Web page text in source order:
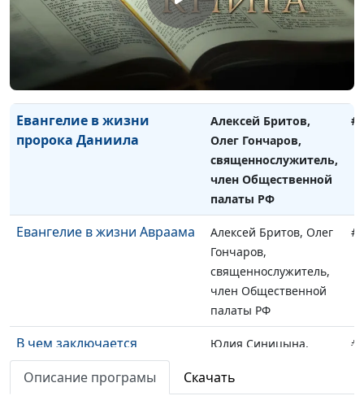
Евангелие в жизни царя
Давида
Алексей Бритов, Олег
Гончаров,
священнослужитель,
член Общественной
палаты РФ
Евангелие в жизни
пророка Даниила
Алексей Бритов,
Олег Гончаров,
священнослужитель,
член Общественной
палаты РФ
Евангелие в жизни Авраама
Алексей Бритов, Олег
Гончаров,
священнослужитель,
член Общественной
палаты РФ
В чем заключается
Евангелие?
Юлия Синицына,
Владиславович,
Описание програмы Скачать